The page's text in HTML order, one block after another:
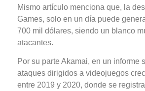
Mismo artículo menciona que, la
Games, solo en un día puede
700 mil dólares, siendo un blanco
atacantes.
Por su parte Akamai, en un informe
ataques dirigidos a videojuegos
entre 2019 y 2020, donde se